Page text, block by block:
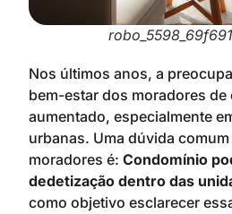
Nos últimos anos, a
bem-estar dos moradores
aumentado, especialmente
urbanas. Uma dúvida
moradores é: Condomínio
dedetização dentro das
como objetivo esclarecer